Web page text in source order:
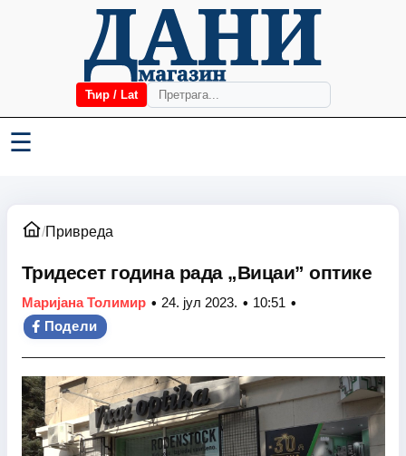
Ћир / Lat
☰
/Привреда
Тридесет година рада „Вицаи” оптике
Маријана Толимир • 24. јул 2023. • 10:51 •
Подели